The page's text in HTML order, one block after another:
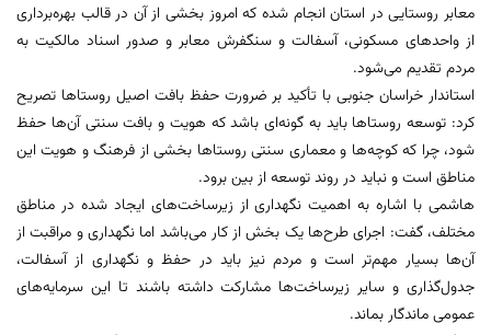
معابر روستایی در استان انجام شده که امروز بخشی از آن در قالب بهره‌برداری
از واحدهای مسکونی، آسفالت و سنگفرش معابر و صدور اسناد مالکیت به
مردم تقدیم می‌شود.
استاندار خراسان جنوبی با تأکید بر ضرورت حفظ بافت اصیل روستاها تصریح
کرد: توسعه روستاها باید به گونه‌ای باشد که هویت و بافت سنتی آن‌ها حفظ
شود، چرا که کوچه‌ها و معماری سنتی روستاها بخشی از فرهنگ و هویت این
مناطق است و نباید در روند توسعه از بین برود.
هاشمی با اشاره به اهمیت نگهداری از زیرساخت‌های ایجاد شده در مناطق
مختلف، گفت: اجرای طرح‌ها یک بخش از کار می‌باشد اما نگهداری و مراقبت از
آن‌ها بسیار مهم‌تر است و مردم نیز باید در حفظ و نگهداری از آسفالت،
جدول‌گذاری و سایر زیرساخت‌ها مشارکت داشته باشند تا این سرمایه‌های
عمومی ماندگار بماند.